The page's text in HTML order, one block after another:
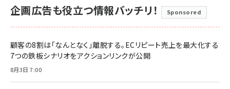
企画広告も役立つ情報バッチリ！ Sponsored
顧客の8割は「なんとなく」離脱する。ECリピート売上を最大化する
7つの鉄板シナリオをアクションリンクが公開
8月3日 7:00